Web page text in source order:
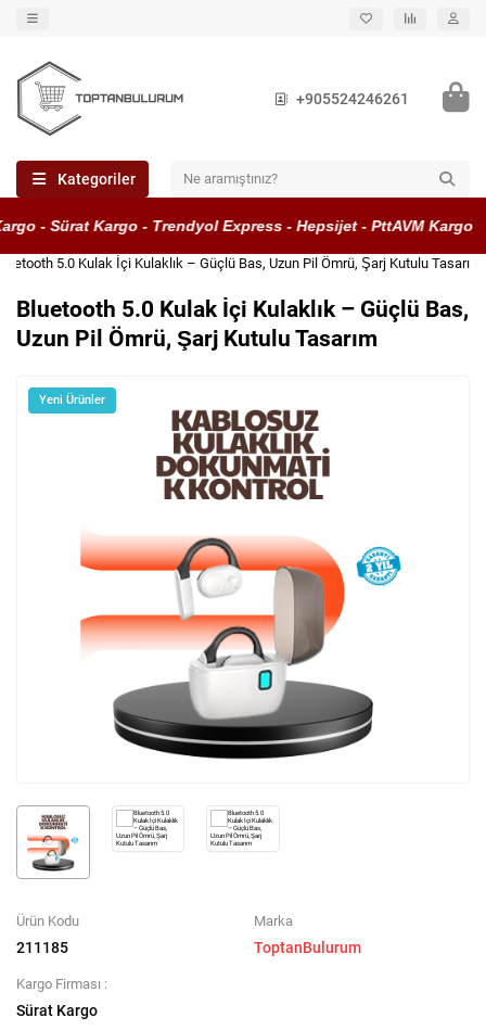
+905524246261
Kategoriler
- Sürat Kargo - Trendyol Express - Hepsijet - PttAVM Kargo
5.0 Kulak İçi Kulaklık – Güçlü Bas, Uzun Pil Ömrü, Şarj Kutulu Tasarım
Bluetooth 5.0 Kulak İçi Kulaklık – Güçlü Bas,
Uzun Pil Ömrü, Şarj Kutulu Tasarım
Yeni Ürünler
Ürün Kodu
211185
Marka
ToptanBulurum
Kargo Firması :
Sürat Kargo